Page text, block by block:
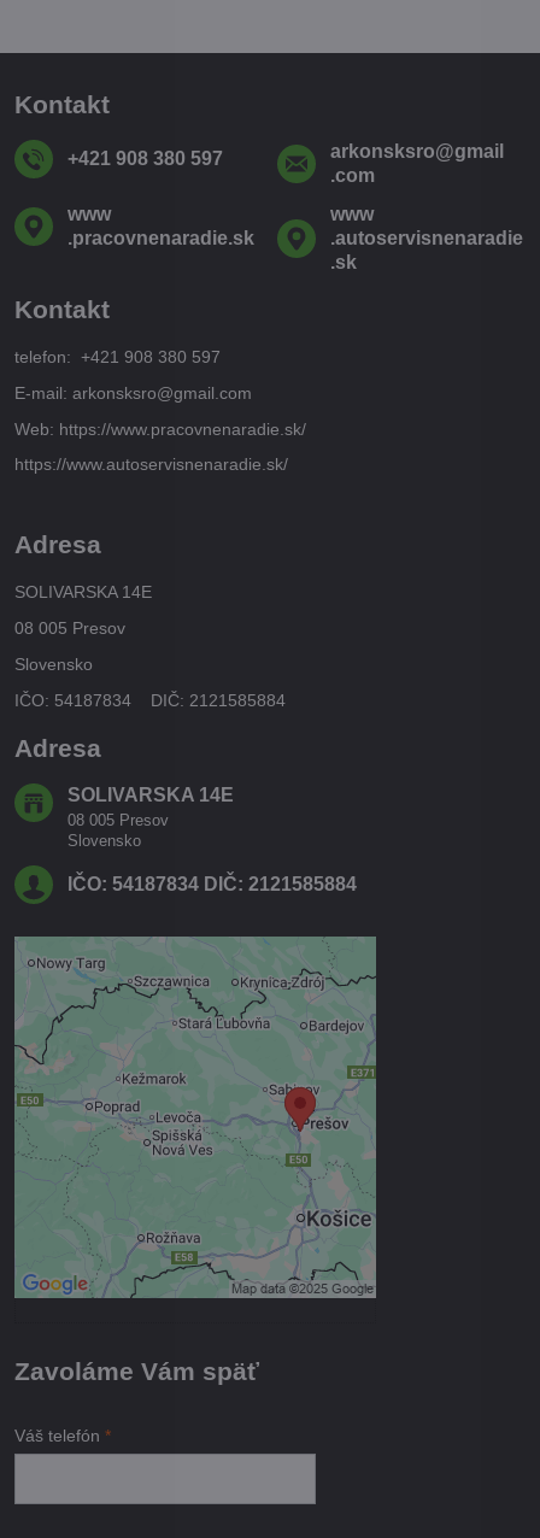
Kontakt
+421 908 380 597
arkonsksro​@gmail​
.com
www​
.pracovnenaradie​.sk
www​
.autoservisnenaradie​
.sk
Kontakt
telefon: +421 908 380 597
E-mail: arkonsksro@gmail.com
Web: https://www.pracovnenaradie.sk/
https://www.autoservisnenaradie.sk/
Adresa
SOLIVARSKA 14E
08 005 Presov
Slovensko
IČO: 54187834 DIČ: 2121585884
Adresa
SOLIVARSKA 14E
08 005 Presov
Slovensko
IČO: 54187834 DIČ: 2121585884
Externý obsah je blokovaný
Voľbami súkromia
Prajete si načítať externý obsah?
Povoliť tentokrát
Povoliť a zapamätať - súhlas s
druhom cookie: Funkčné
Otvoriť obsah v novom okne
Zavoláme Vám späť
Váš telefón *